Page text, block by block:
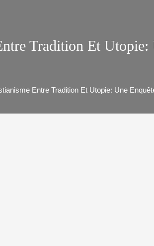
Tradition Et Utopie:
Entre Tradition Et Utopie: Une